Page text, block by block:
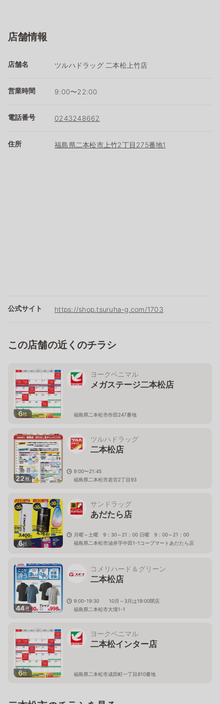
店舗情報
店舗名 ツルハドラッグ 二本松上竹店
営業時間 9:00〜22:00
電話番号 0243248662
住所 福島県二本松市上竹2丁目275番地1
公式サイト https://shop.tsuruha-g.com/1703
この店舗の近くのチラシ
6枚
ヨークベニマル
メガステージ二本松店
福島県二本松市作田247番地
22枚
ツルハドラッグ
二本松店
9:00〜21:45
福島県二本松市若宮2丁目93
6枚
サンドラッグ
あだたら店
月曜～土曜 9：30～21：00 日曜 9：00～21：00
福島県二本松市油井字中田1-1コープマートあだたら店
内
44枚
コメリハード＆グリーン
二本松店
9:00-19:30 10月～3月は19:00閉店
福島県二本松市大壇1-1
6枚
ヨークベニマル
二本松インター店
福島県二本松市成田町一丁目810番地